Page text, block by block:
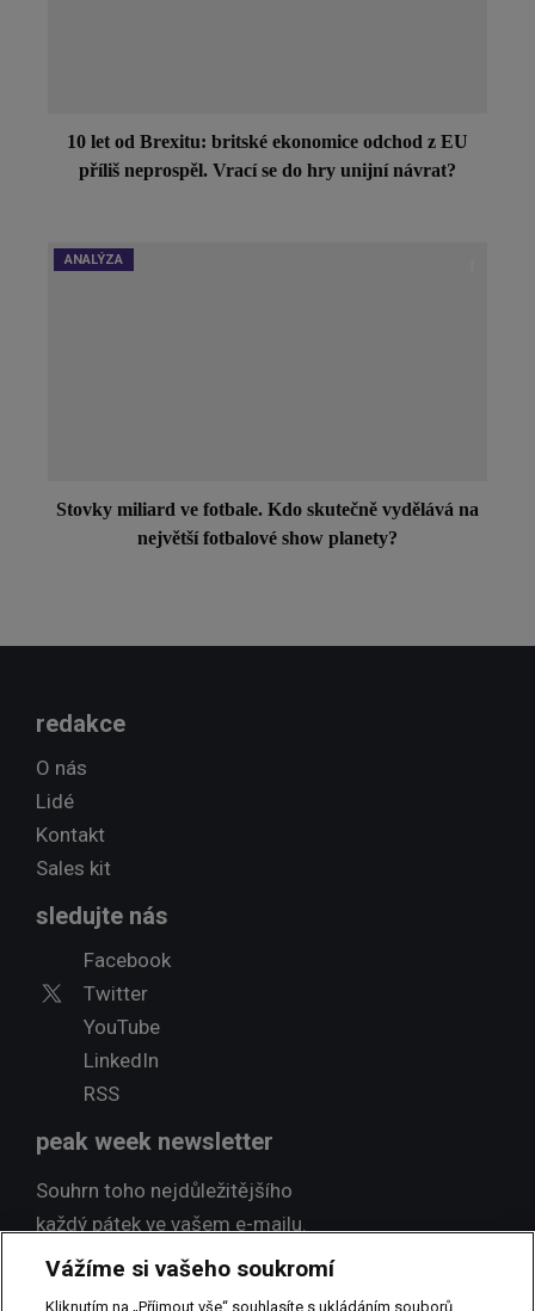
10 let od Brexitu: britské ekonomice odchod z EU
příliš neprospěl. Vrací se do hry unijní návrat?
ANALÝZA
Stovky miliard ve fotbale. Kdo skutečně vydělává na
největší fotbalové show planety?
redakce
O nás
Lidé
Kontakt
Sales kit
sledujte nás
Facebook
Twitter
YouTube
LinkedIn
RSS
peak week newsletter
Souhrn toho nejdůležitějšího
každý pátek ve vašem e-mailu.
Vážíme si vašeho soukromí
Kliknutím na „Příjmout vše“ souhlasíte s ukládáním souborů